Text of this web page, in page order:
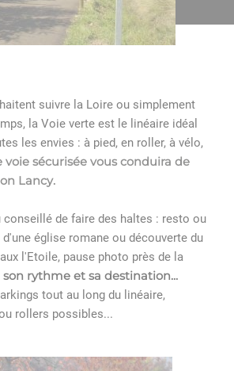
suivre la Loire ou simplement
la Voie verte est le linéaire idéal
les envies : à pied, en roller, à vélo,
voie sécurisée vous conduira de
Lancy.
conseillé de faire des haltes : resto ou
église romane ou découverte du
l'Etoile, pause photo près de la
son rythme et sa destination...
tout au long du linéaire,
rollers possibles...